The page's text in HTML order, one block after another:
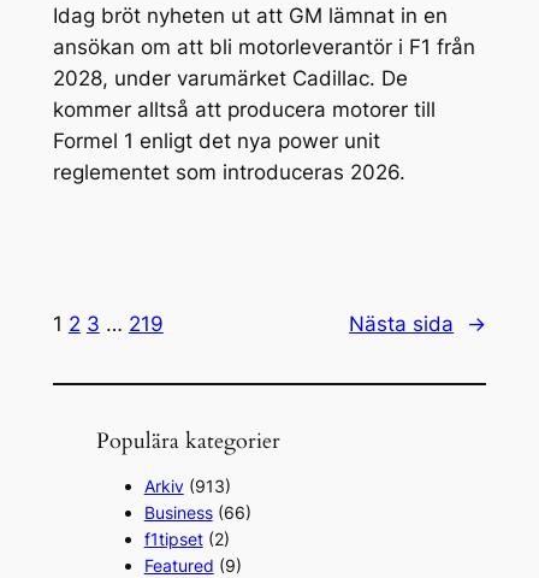
Idag bröt nyheten ut att GM lämnat in en
ansökan om att bli motorleverantör i F1 från
2028, under varumärket Cadillac. De
kommer alltså att producera motorer till
Formel 1 enligt det nya power unit
reglementet som introduceras 2026.
1 2 3 … 219 Nästa sida →
Populära kategorier
Arkiv(913)
Business(66)
f1tipset(2)
Featured (9)